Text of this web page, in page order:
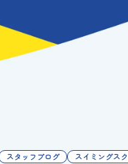
スタッフブログ スイミングス